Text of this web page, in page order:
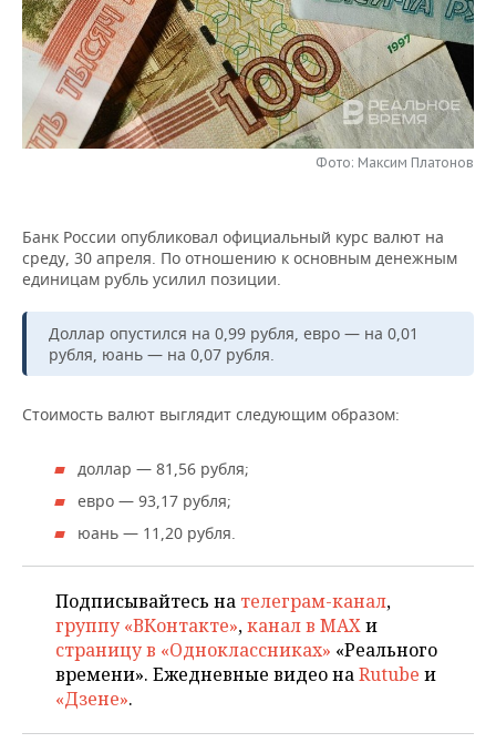
НЕФТЕХИМИЯ
НЕФТЬ
ОПК
РОЗНИЧНАЯ ТОРГОВЛЯ
ТРАНСПОРТ
УСЛУГИ
НОВОСТИ ТЕХНОЛОГИЙ
IT
МЕДИА
МЕРОПРИЯТИЯ
НОВОСТИ МЕРОПРИЯТИЙ
ВЫЕЗДНАЯ РЕДАКЦИЯ
ONLINE-КОНФЕРЕНЦИИ
СПОРТ
НОВОСТИ СПОРТА
ХОККЕЙ
ВОЛЕЙБОЛ
ВОДНЫЕ ВИДЫ СПОРТА
ОБЩЕСТВО
ВЛАСТЬ
ИСТОРИЯ
ОБРАЗОВАНИЕ
СЮЖЕТЫ
СПИСОК ПЕРСОН
ПОЛНАЯ ВЕРСИЯ
Фото: Максим Платонов
Банк России опубликовал официальный курс валют на
среду, 30 апреля. По отношению к основным денежным
единицам рубль усилил позиции.
Доллар опустился на 0,99 рубля, евро — на 0,01
рубля, юань — на 0,07 рубля.
Стоимость валют выглядит следующим образом:
доллар — 81,56 рубля;
евро — 93,17 рубля;
юань — 11,20 рубля.
Подписывайтесь на телеграм-канал,
группу «ВКонтакте»,канал в MAXи
страницу в «Одноклассниках» «Реального
времени». Ежедневные видео наRutube и
«Дзене».